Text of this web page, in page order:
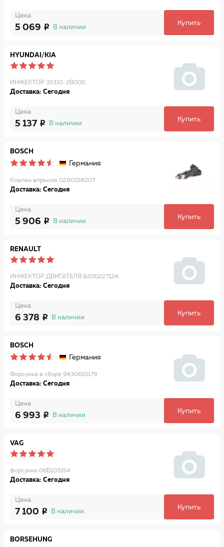
Цена
5 069 В наличии
Купить
HYUNDAI/KIA
ИНЖЕКТОР 35310-2B000
Доставка: Сегодня
Цена
5 137 В наличии
Купить
BOSCH
Германия
Клапан впрыска 0280158207
Доставка: Сегодня
Цена
5 906 В наличии
Купить
RENAULT
ИНЖЕКТОР ДВИГАТЕЛЯ 8200227124
Доставка: Сегодня
Цена
6 378 В наличии
Купить
BOSCH
Германия
Форсунка в сборе 9430610179
Доставка: Сегодня
Цена
6 993 В наличии
Купить
VAG
форсунка 06B103154
Доставка: Сегодня
Цена
7 100 В наличии
Купить
BORSEHUNG